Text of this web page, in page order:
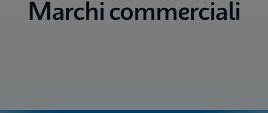
Marchi commerciali